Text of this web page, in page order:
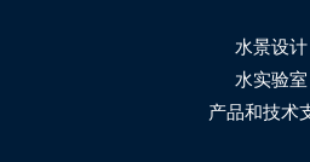
水景设计
水实验室
产品和技术